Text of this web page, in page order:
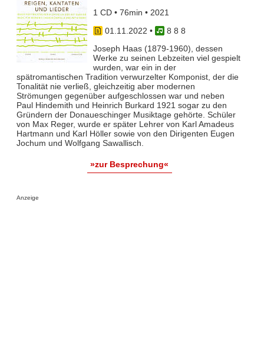
1 CD • 76min • 2021
01.11.2022 •
8 8 8
Joseph Haas (1879-1960), dessen
Werke zu seinen Lebzeiten viel gespielt
wurden, war ein in der
spätromantischen Tradition verwurzelter Komponist, der die
Tonalität nie verließ, gleichzeitig aber modernen
Strömungen gegenüber aufgeschlossen war und neben
Paul Hindemith und Heinrich Burkard 1921 sogar zu den
Gründern der Donaueschinger Musiktage gehörte. Schüler
von Max Reger, wurde er später Lehrer von Karl Amadeus
Hartmann und Karl Höller sowie von den Dirigenten Eugen
Jochum und Wolfgang Sawallisch.
»zur Besprechung«
Anzeige